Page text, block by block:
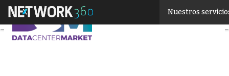
Nuestros